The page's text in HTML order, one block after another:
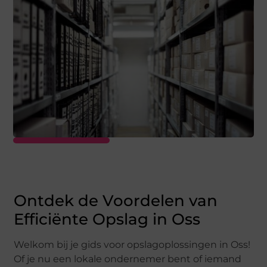
Ontdek de Voordelen van
Efficiënte Opslag in Oss
Welkom bij je gids voor opslagoplossingen in Oss!
Of je nu een lokale ondernemer bent of iemand